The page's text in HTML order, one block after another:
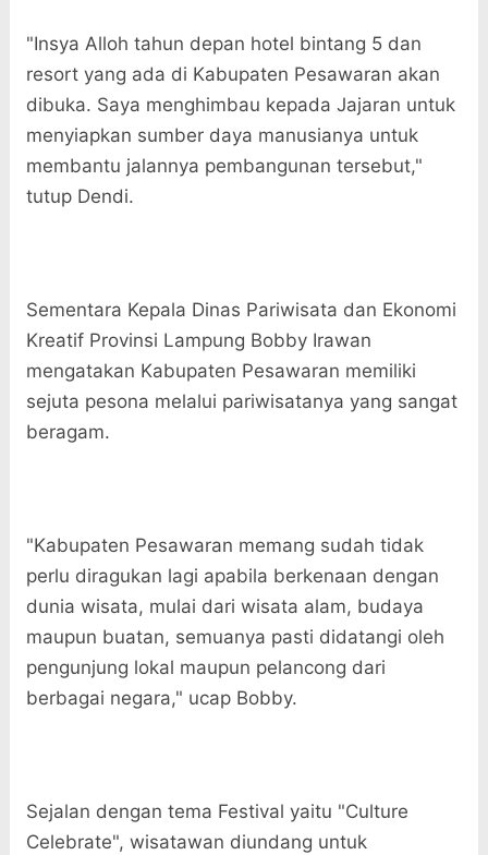
"Insya Alloh tahun depan hotel bintang 5 dan
resort yang ada di Kabupaten Pesawaran akan
dibuka. Saya menghimbau kepada Jajaran untuk
menyiapkan sumber daya manusianya untuk
membantu jalannya pembangunan tersebut,"
tutup Dendi.
Sementara Kepala Dinas Pariwisata dan Ekonomi
Kreatif Provinsi Lampung Bobby Irawan
mengatakan Kabupaten Pesawaran memiliki
sejuta pesona melalui pariwisatanya yang sangat
beragam.
"Kabupaten Pesawaran memang sudah tidak
perlu diragukan lagi apabila berkenaan dengan
dunia wisata, mulai dari wisata alam, budaya
maupun buatan, semuanya pasti didatangi oleh
pengunjung lokal maupun pelancong dari
berbagai negara," ucap Bobby.
Sejalan dengan tema Festival yaitu "Culture
Celebrate", wisatawan diundang untuk